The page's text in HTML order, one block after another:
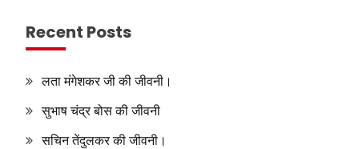
Recent Posts
लता मंगेशकर जी की जीवनी।
सुभाष चंद्र बोस की जीवनी
सचिन तेंदुलकर की जीवनी।